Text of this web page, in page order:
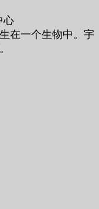
心
在一个生物中。宇